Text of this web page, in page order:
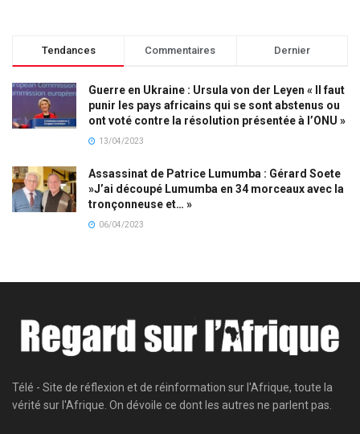
Tendances Commentaires Dernier
Guerre en Ukraine : Ursula von der Leyen « Il faut
punir les pays africains qui se sont abstenus ou
ont voté contre la résolution présentée à l’ONU »
13/04/2023
Assassinat de Patrice Lumumba : Gérard Soete
»J’ai découpé Lumumba en 34 morceaux avec la
tronçonneuse et… »
06/04/2023
Télé - Site de réflexion et de réinformation sur l'Afrique, toute la
vérité sur l'Afrique. On dévoile ce dont les autres ne parlent pas.